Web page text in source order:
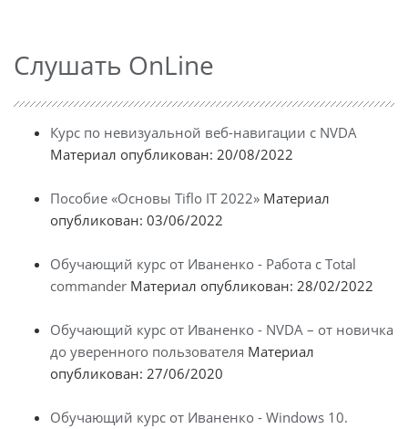
Слушать OnLine
Курс по невизуальной веб-навигации с NVDA
Материал опубликован: 20/08/2022
Пособие «Основы Tiflo IT 2022» Материал
опубликован: 03/06/2022
Обучающий курс от Иваненко - Работа с Total
commander Материал опубликован: 28/02/2022
Обучающий курс от Иваненко - NVDA – от новичка
до уверенного пользователя Материал
опубликован: 27/06/2020
Обучающий курс от Иваненко - Windows 10.